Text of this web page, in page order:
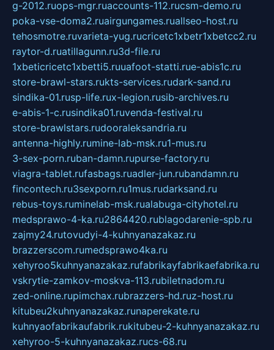
g-2012.ruops-mgr.ruaccounts-112.rucsm-demo.ru
poka-vse-doma2.ruairgungames.ruallseo-host.ru
tehosmotre.ruvarieta-yug.rucricetc1xbetr1xbetcc2.ru
raytor-d.ruatillagunn.ru3d-file.ru
1xbeticricetc1xbetti5.ruuafoot-statti.rue-abis1c.ru
store-brawl-stars.rukts-services.rudark-sand.ru
sindika-01.rusp-life.rux-legion.rusib-archives.ru
e-abis-1-c.rusindika01.ruvenda-festival.ru
store-brawlstars.rudooraleksandria.ru
antenna-highly.rumine-lab-msk.ru1-mus.ru
3-sex-porn.ruban-damn.rupurse-factory.ru
viagra-tablet.rufasbags.ruadler-jun.rubandamn.ru
fincontech.ru3sexporn.ru1mus.rudarksand.ru
rebus-toys.ruminelab-msk.rualabuga-cityhotel.ru
medsprawo-4-ka.ru2864420.rublagodarenie-spb.ru
zajmy24.rutovudyi-4-kuhnyanazakaz.ru
brazzerscom.rumedsprawo4ka.ru
xehyroo5kuhnyanazakaz.rufabrikayfabrikaefabrika.ru
vskrytie-zamkov-moskva-113.rubiletnadom.ru
zed-online.rupimchax.rubrazzers-hd.ruz-host.ru
kitubeu2kuhnyanazakaz.runaperekate.ru
kuhnyaofabrikaufabrik.rukitubeu-2-kuhnyanazakaz.ru
xehyroo-5-kuhnyanazakaz.rucs-68.ru